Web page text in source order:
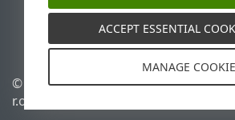
ESET Status Portal
Supporto regionale
© 1992 - 2026 ESET, spol. s
r.o. - Tutti i diritti riservati.
ACCEPT ESSENTIAL
MANAGE